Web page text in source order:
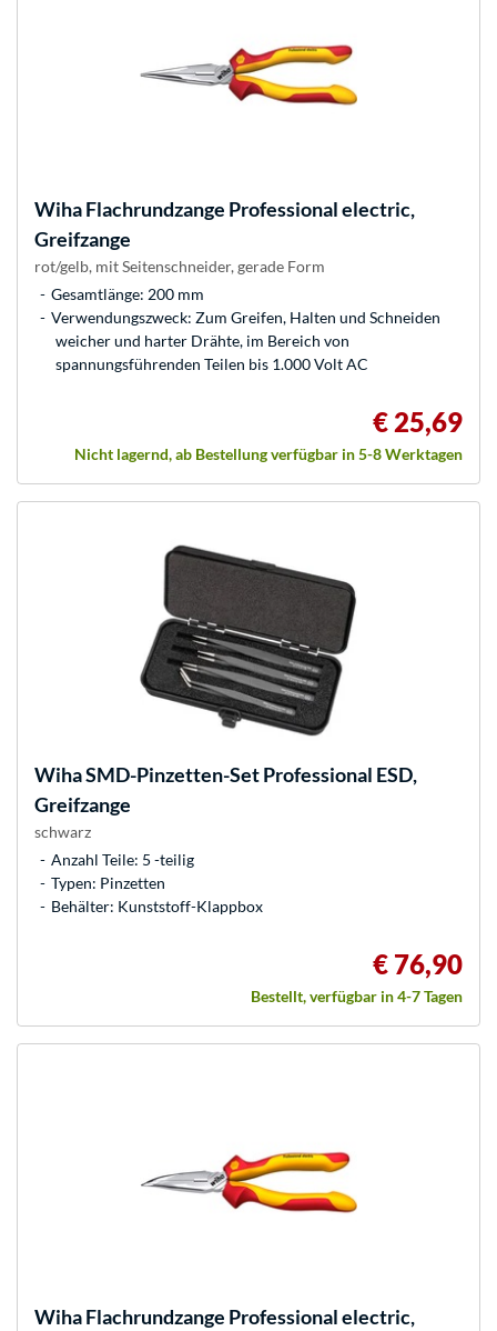
WihaFlachrundzange Professional electric,
Greifzange
rot/gelb, mit Seitenschneider, gerade Form
Gesamtlänge: 200 mm
Verwendungszweck: Zum Greifen, Halten und Schneiden
weicher und harter Drähte, im Bereich von
spannungsführenden Teilen bis 1.000 Volt AC
€ 25,69
Nicht lagernd, ab Bestellung verfügbar in 5-8 Werktagen
WihaSMD-Pinzetten-Set Professional ESD,
Greifzange
schwarz
Anzahl Teile: 5 -teilig
Typen: Pinzetten
Behälter: Kunststoff-Klappbox
€ 76,90
Bestellt, verfügbar in 4-7 Tagen
WihaFlachrundzange Professional electric,